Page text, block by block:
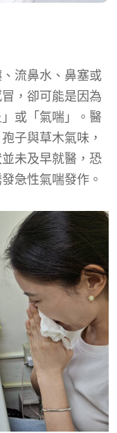
流鼻水、鼻塞或
，卻可能是因為
或「氣喘」。醫
子與草木氣味，
未及早就醫，恐
急性氣喘發作。